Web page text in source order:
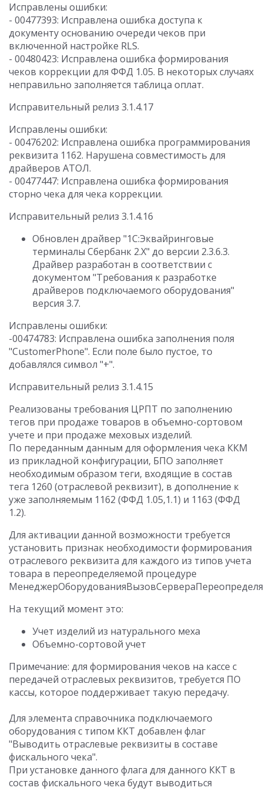
Исправлены ошибки:
- 00477393: Исправлена ошибка доступа к
документу основанию очереди чеков при
включенной настройке RLS.
- 00480423: Исправлена ошибка формирования
чеков коррекции для ФФД 1.05. В некоторых случаях
неправильно заполняется таблица оплат.
Исправительный релиз 3.1.4.17
Исправлены ошибки:
- 00476202: Исправлена ошибка программирования
реквизита 1162. Нарушена совместимость для
драйверов АТОЛ.
- 00477447: Исправлена ошибка формирования
сторно чека для чека коррекции.
Исправительный релиз 3.1.4.16
Обновлен драйвер "1С:Эквайринговые
терминалы Сбербанк 2.Х" до версии 2.3.6.3.
Драйвер разработан в соответствии с
документом "Требования к разработке
драйверов подключаемого оборудования"
версия 3.7.
Исправлены ошибки:
-00474783: Исправлена ошибка заполнения поля
"CustomerPhone". Если поле было пустое, то
добавлялся символ "+".
Исправительный релиз 3.1.4.15
Реализованы требования ЦРПТ по заполнению
тегов при продаже товаров в объемно-сортовом
учете и при продаже меховых изделий.
По переданным данным для оформления чека ККМ
из прикладной конфигурации, БПО заполняет
необходимым образом теги, входящие в состав
тега 1260 (отраслевой реквизит), в дополнение к
уже заполняемым 1162 (ФФД 1.05,1.1) и 1163 (ФФД
1.2).
Для активации данной возможности требуется
установить признак необходимости формирования
отраслевого реквизита для каждого из типов учета
товара в переопределяемой процедуре
На текущий момент это:
Учет изделий из натурального меха
Объемно-сортовой учет
Примечание: для формирования чеков на кассе с
передачей отраслевых реквизитов, требуется ПО
кассы, которое поддерживает такую передачу.
Для элемента справочника подключаемого
оборудования c типом ККТ добавлен флаг
"Выводить отраслевые реквизиты в составе
фискального чека".
При установке данного флага для данного ККТ в
состав фискального чека будут выводиться